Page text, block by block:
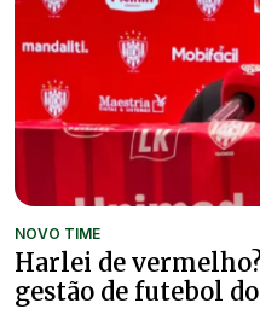
NOVO TIME
Harlei de
gestão de futebol